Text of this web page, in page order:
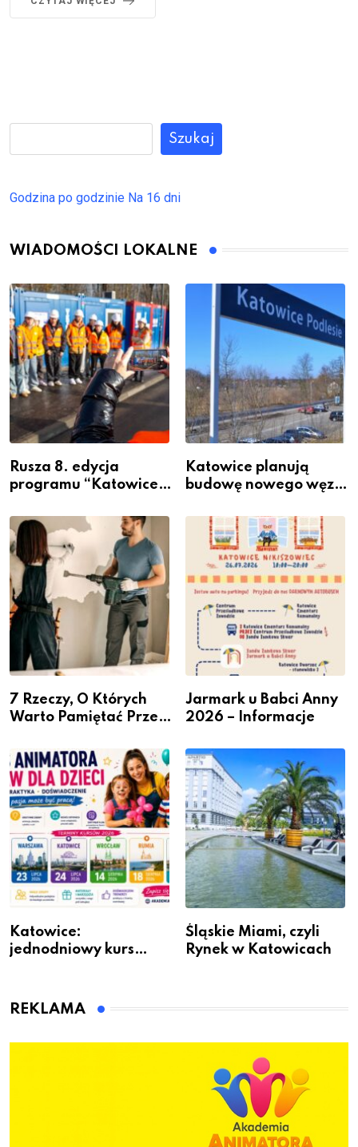
Szukaj
Godzina po godzinie Na 16 dni
WIADOMOŚCI LOKALNE
Rusza 8. edycja
programu “Katowice
– nabór dla
przedsiębiorców
Katowice planują
budowę nowego węzła
Podlesiu
7 Rzeczy, O Których
Warto Pamiętać Przed
Jarmark u Babci Anny
2026 – Informacje
Katowice:
jednodniowy kurs
dzieci
Śląskie Miami, czyli
Rynek w Katowicach
REKLAMA